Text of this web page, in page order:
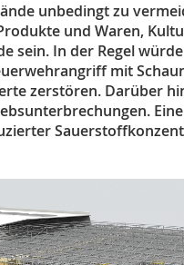
unbedingt zu
und Waren,
sein. In der Regel
mit
zerstören. Darüber